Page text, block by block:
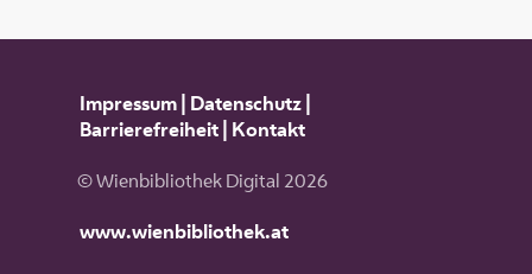
Impressum| Datenschutz|
Barrierefreiheit| Kontakt
© Wienbibliothek Digital 2026
www.wienbibliothek.at